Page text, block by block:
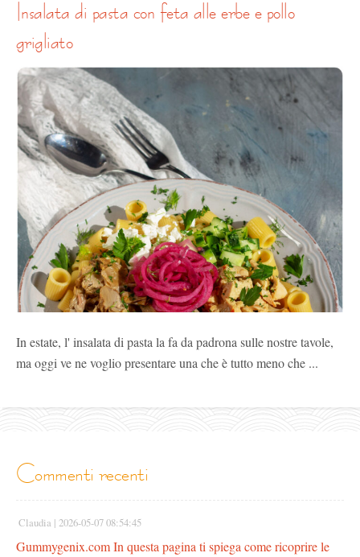
grigliato
In estate, l' insalata di pasta la fa da padrona sulle nostre tavole,
ma oggi ve ne voglio presentare una che è tutto meno che ...
commenti recenti
Claudia | 2026-05-07 08:54:45
Gummygenix.com In questa pagina ti spiega come ricoprire le